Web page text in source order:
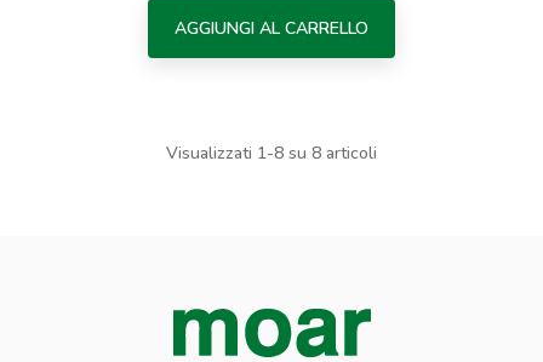
AGGIUNGI AL CARRELLO
Visualizzati 1-8 su 8 articoli